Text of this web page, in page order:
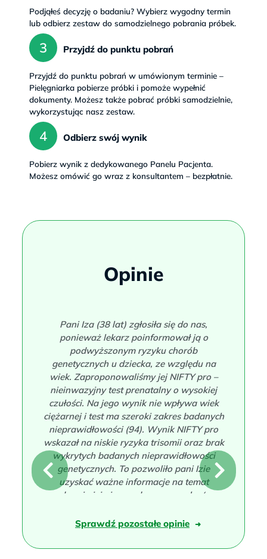
Podjąłeś decyzję o badaniu? Wybierz wygodny termin
lub odbierz zestaw do samodzielnego pobrania próbek.
Przyjdź do punktu pobrań
Przyjdź do punktu pobrań w umówionym terminie –
Pielęgniarka pobierze próbki i pomoże wypełnić
dokumenty. Możesz także pobrać próbki samodzielnie,
wykorzystując nasz zestaw.
Odbierz swój wynik
Pobierz wynik z dedykowanego Panelu Pacjenta.
Możesz omówić go wraz z konsultantem – bezpłatnie.
Opinie
Pani Iza (38 lat) zgłosiła się do nas,
ponieważ lekarz poinformował ją o
podwyższonym ryzyku chorób
genetycznych u dziecka, ze względu na
wiek. Zaproponowaliśmy jej NIFTY pro –
nieinwazyjny test prenatalny o wysokiej
czułości. Na jego wynik nie wpływa wiek
ciężarnej i test ma szeroki zakres badanych
nieprawidłowości (94). Wynik NIFTY pro
wskazał na niskie ryzyka trisomii oraz brak
wykrytych badanych nieprawidłowości
genetycznych. To pozwoliło pani Izie
uzyskać ważne informacje na temat
zdrowia jej nienarodzonego synka (w
Taki wynik nie wymagał potwierdzenia
zdecydowała się na amniopunkcję.
Sprawdź pozostałe opinie ➜
P
N